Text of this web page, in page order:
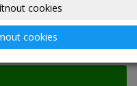
cookies
cookies